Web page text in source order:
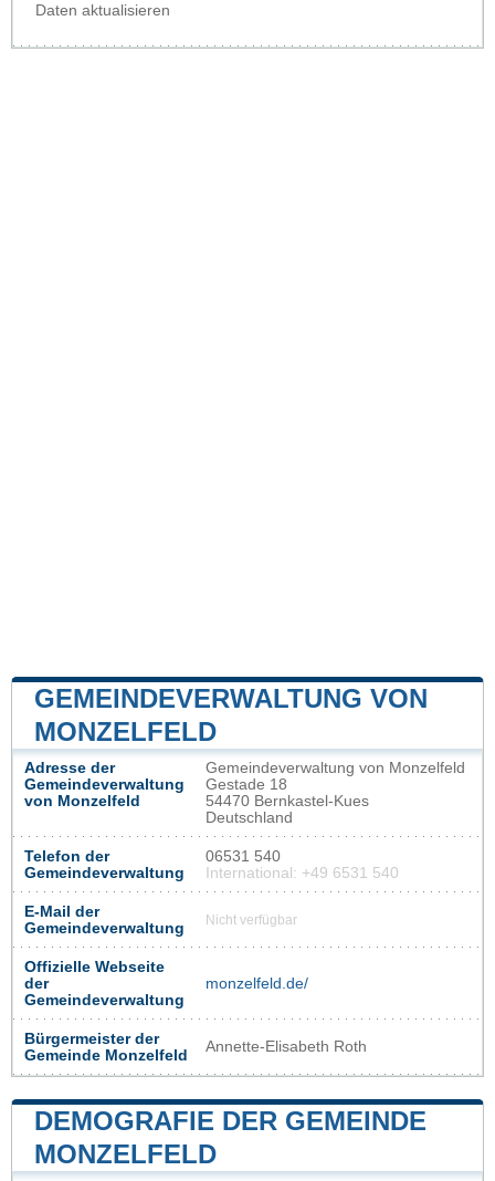
Daten aktualisieren
GEMEINDEVERWALTUNG VON
MONZELFELD
Adresse der
Gemeindeverwaltung
von Monzelfeld
Gemeindeverwaltung von Monzelfeld
Gestade 18
54470 Bernkastel-Kues
Deutschland
Telefon der
Gemeindeverwaltung
06531 540
International: +49 6531 540
E-Mail der
Gemeindeverwaltung
Nicht verfügbar
Offizielle Webseite
der
Gemeindeverwaltung
monzelfeld.de/
Bürgermeister der
Gemeinde Monzelfeld
Annette-Elisabeth Roth
DEMOGRAFIE DER GEMEINDE
MONZELFELD